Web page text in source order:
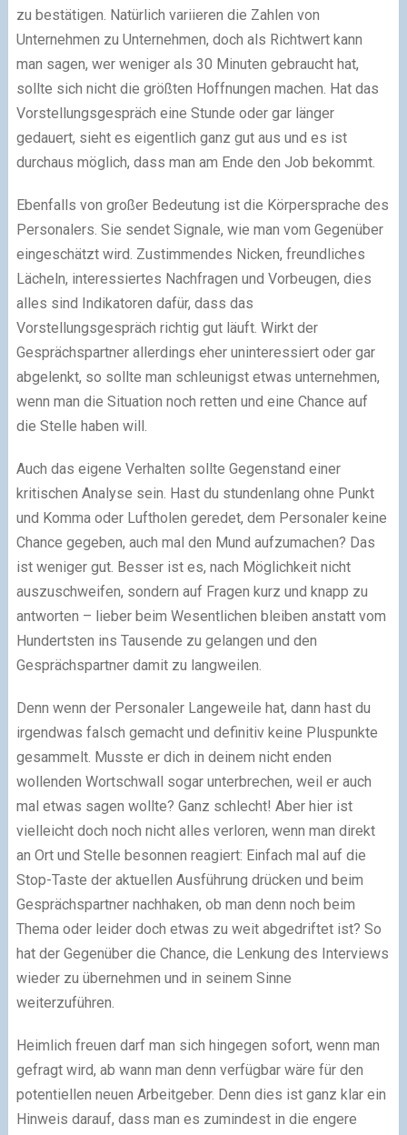
zu bestätigen. Natürlich variieren die Zahlen von
Unternehmen zu Unternehmen, doch als Richtwert kann
man sagen, wer weniger als 30 Minuten gebraucht hat,
sollte sich nicht die größten Hoffnungen machen. Hat das
Vorstellungsgespräch eine Stunde oder gar länger
gedauert, sieht es eigentlich ganz gut aus und es ist
durchaus möglich, dass man am Ende den Job bekommt.
Ebenfalls von großer Bedeutung ist die Körpersprache des
Personalers. Sie sendet Signale, wie man vom Gegenüber
eingeschätzt wird. Zustimmendes Nicken, freundliches
Lächeln, interessiertes Nachfragen und Vorbeugen, dies
alles sind Indikatoren dafür, dass das
Vorstellungsgespräch richtig gut läuft. Wirkt der
Gesprächspartner allerdings eher uninteressiert oder gar
abgelenkt, so sollte man schleunigst etwas unternehmen,
wenn man die Situation noch retten und eine Chance auf
die Stelle haben will.
Auch das eigene Verhalten sollte Gegenstand einer
kritischen Analyse sein. Hast du stundenlang ohne Punkt
und Komma oder Luftholen geredet, dem Personaler keine
Chance gegeben, auch mal den Mund aufzumachen? Das
ist weniger gut. Besser ist es, nach Möglichkeit nicht
auszuschweifen, sondern auf Fragen kurz und knapp zu
antworten – lieber beim Wesentlichen bleiben anstatt vom
Hundertsten ins Tausende zu gelangen und den
Gesprächspartner damit zu langweilen.
Denn wenn der Personaler Langeweile hat, dann hast du
irgendwas falsch gemacht und definitiv keine Pluspunkte
gesammelt. Musste er dich in deinem nicht enden
wollenden Wortschwall sogar unterbrechen, weil er auch
mal etwas sagen wollte? Ganz schlecht! Aber hier ist
vielleicht doch noch nicht alles verloren, wenn man direkt
an Ort und Stelle besonnen reagiert: Einfach mal auf die
Stop-Taste der aktuellen Ausführung drücken und beim
Gesprächspartner nachhaken, ob man denn noch beim
Thema oder leider doch etwas zu weit abgedriftet ist? So
hat der Gegenüber die Chance, die Lenkung des Interviews
wieder zu übernehmen und in seinem Sinne
weiterzuführen.
Heimlich freuen darf man sich hingegen sofort, wenn man
gefragt wird, ab wann man denn verfügbar wäre für den
potentiellen neuen Arbeitgeber. Denn dies ist ganz klar ein
Hinweis darauf, dass man es zumindest in die engere